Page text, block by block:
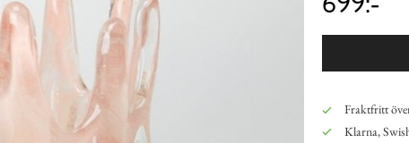
Fraktfritt
Klarna,